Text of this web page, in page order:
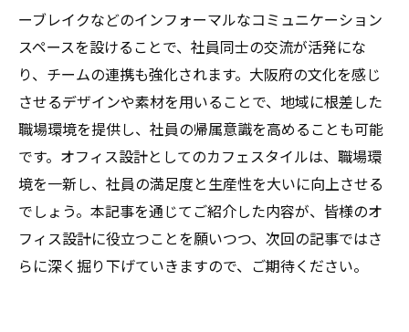
ーブレイクなどのインフォーマルなコミュニケーション
スペースを設けることで、社員同士の交流が活発にな
り、チームの連携も強化されます。大阪府の文化を感じ
させるデザインや素材を用いることで、地域に根差した
職場環境を提供し、社員の帰属意識を高めることも可能
です。オフィス設計としてのカフェスタイルは、職場環
境を一新し、社員の満足度と生産性を大いに向上させる
でしょう。本記事を通じてご紹介した内容が、皆様のオ
フィス設計に役立つことを願いつつ、次回の記事ではさ
らに深く掘り下げていきますので、ご期待ください。